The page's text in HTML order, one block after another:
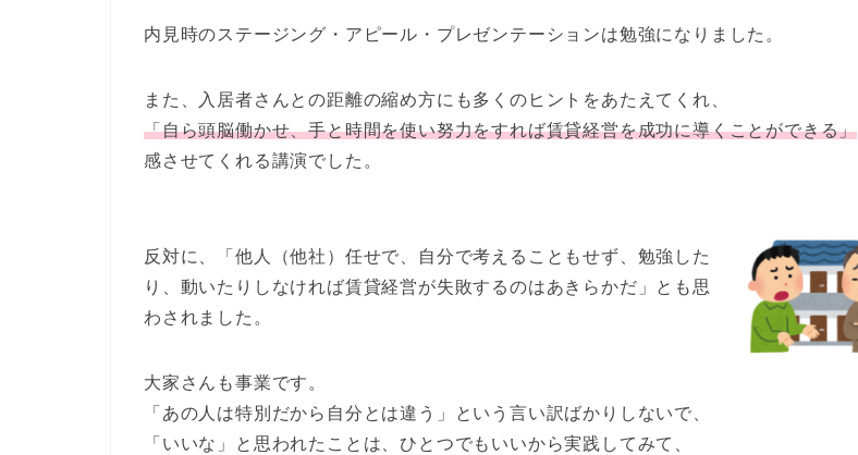
内見時のステージング・アピール・プレゼンテーションは勉強になりました。
また、入居者さんとの距離の縮め方にも多くのヒントをあたえてくれ、
「自ら頭脳働かせ、手と時間を使い努力をすれば賃貸経営を成功に導くことができる」
感させてくれる講演でした。
反対に、「他人（他社）任せで、自分で考えることもせず、勉強した
り、動いたりしなければ賃貸経営が失敗するのはあきらかだ」とも思
わされました。
大家さんも事業です。
「あの人は特別だから自分とは違う」という言い訳ばかりしないで、
「いいな」と思われたことは、ひとつでもいいから実践 してみて、